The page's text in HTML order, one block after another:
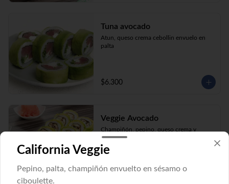
Tuna avocado
Atun, queso crema cebollin envuelo en
palta
$6.300
Veggie Avocado
Champiñón, pepino, queso crema y
cebollín envuelto en palta.
California Veggie
Pepino, palta, champiñón envuelto en sésamo o
ciboulette.